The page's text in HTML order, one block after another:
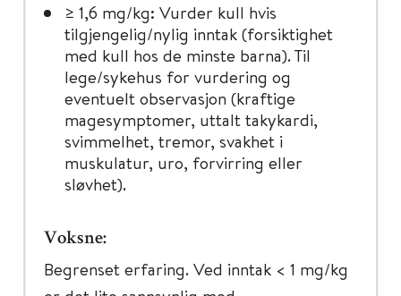
≥ 1,6 mg/kg: Vurder kull hvis
tilgjengelig/nylig inntak (forsiktighet
med kull hos de minste barna). Til
lege/sykehus for vurdering og
eventuelt observasjon (kraftige
magesymptomer, uttalt takykardi,
svimmelhet, tremor, svakhet i
muskulatur, uro, forvirring eller
sløvhet).
Voksne:
Begrenset erfaring. Ved inntak < 1 mg/kg